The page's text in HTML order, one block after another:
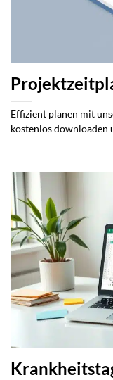
Effizient planen mit
kostenlos downloaden